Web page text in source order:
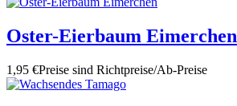
Oster-Eierbaum Eimerchen
1,95 €Preise sind Richtpreise/Ab-Preise